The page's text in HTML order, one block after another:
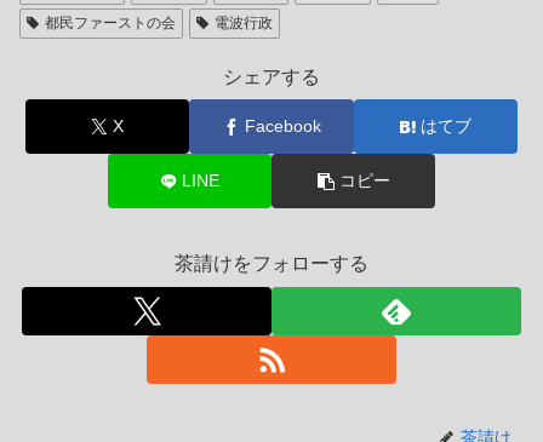
都民ファーストの会
電波行政
シェアする
X Facebook はてブ
LINE コピー
茶請けをフォローする
茶請け